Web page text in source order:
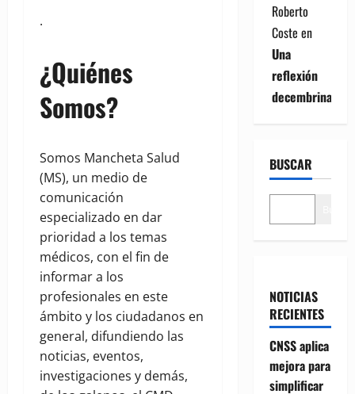
.
¿Quiénes
Somos?
Somos Mancheta Salud
(MS), un medio de
comunicación
especializado en dar
prioridad a los temas
médicos, con el fin de
informar a los
profesionales en este
ámbito y los ciudadanos en
general, difundiendo las
noticias, eventos,
investigaciones y demás,
Roberto
Coste en
Una
reflexión
decembrina
BUSCAR
NOTICIAS
RECIENTES
CNSS aplica
mejora para
simplificar